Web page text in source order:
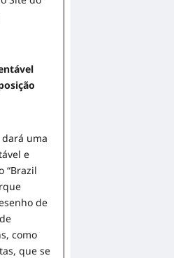
uma
e
“Brazil
de
como
que se